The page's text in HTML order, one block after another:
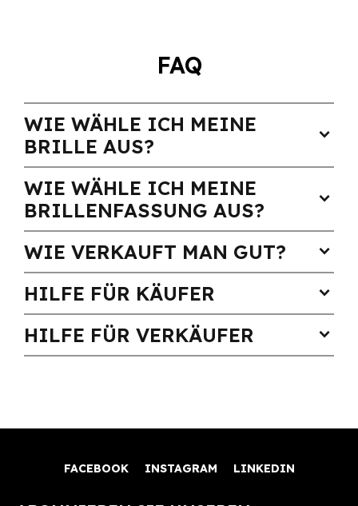
FAQ
WIE WÄHLE ICH MEINE
BRILLE AUS?
expand_more
WIE WÄHLE ICH MEINE
BRILLENFASSUNG AUS?
expand_more
WIE VERKAUFT MAN GUT? expand_more
HILFE FÜR KÄUFER expand_more
HILFE FÜR VERKÄUFER expand_more
FACEBOOK INSTAGRAM LINKEDIN